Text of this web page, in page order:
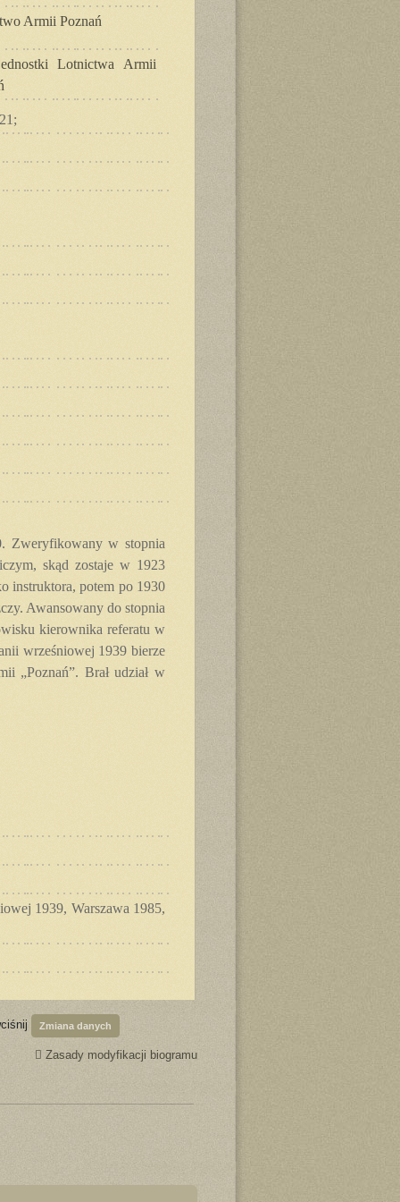
Armii Poznań
Lotnictwa Armii
Zweryfikowany w stopnia
skąd zostaje w 1923
instruktora, potem po 1930
Awansowany do stopnia
kierownika referatu w
wrześniowej 1939 bierze
„Poznań”. Brał udział w
1939, Warszawa 1985,
Zmiana danych
Zasady modyfikacji biogramu